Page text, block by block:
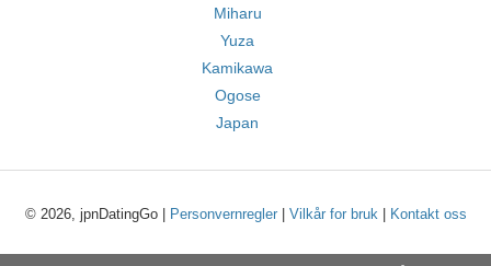
Miharu
Yuza
Kamikawa
Ogose
Japan
© 2026, jpnDatingGo | Personvernregler| Vilkår for bruk| Kontakt oss